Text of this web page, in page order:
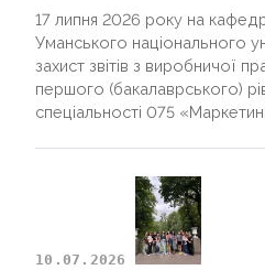
17 липня 2026 року на
Уманського національного
захист звітів з виробничої
першого (бакалаврського)
спеціальності 075
10.07.2026